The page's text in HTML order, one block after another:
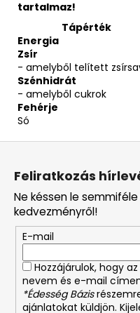
tartalmaz!
Tápérték
Energia
Zsír
- amelyből telített
Szénhidrát
- amelyből cukrok
Fehérje
Só
L
Feliratkozás
Ne késsen le
kedvezményről!
E-mail
Hozzájárulok, hogy
nevem és e-mail
*Édesség Bázis
ajánlatokat küldjön.